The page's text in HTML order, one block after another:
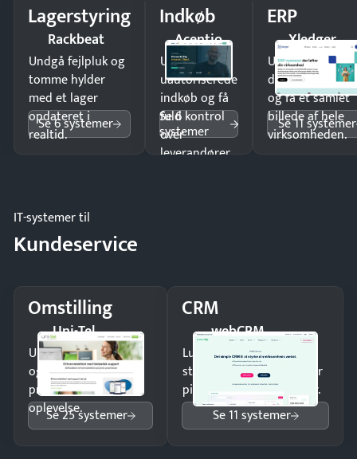
Lagerstyring
Rackbeat
Undgå fejlpluk og
tomme hylder
med et lager
opdateret i
realtid.
Se 6 systemer
Indkøb
Acentio
Undgå
uautoriserede
indkøb og få
fuld kontrol
over
leverandører
Se 6
systemer
ERP
Xledger
Undgå
og få ét samlet
billede af hele
virksomheden.
Se 11 systemer
IT-systemer til
Kundeservice
Omstilling
Uni-Tel
Undgå tabte opkald
og giv kunderne en
professionel
oplevelse.
Se 25 systemer
CRM
webCRM
Luk flere salg med et
struktureret overblik over
pipeline og opfølgninger.
Se 11 systemer